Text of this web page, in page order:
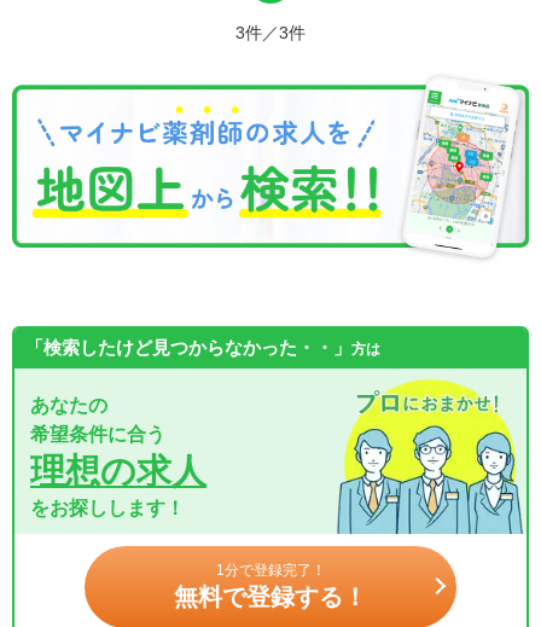
3件／3件
「検索したけど見つからなかった・・」 方は
あなたの
希望条件に合う
理想の求人
をお探しします！
1分で登録完了！
無料で登録する！